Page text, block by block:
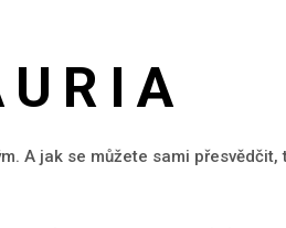
A jak se můžete sami